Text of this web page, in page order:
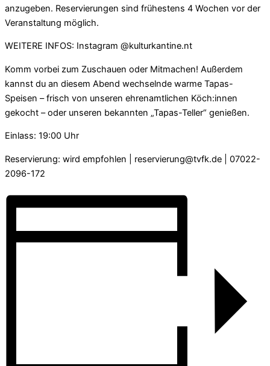
anzugeben. Reservierungen sind frühestens 4 Wochen vor der
Veranstaltung möglich.
WEITERE INFOS: Instagram @kulturkantine.nt
Komm vorbei zum Zuschauen oder Mitmachen! Außerdem
kannst du an diesem Abend wechselnde warme Tapas-
Speisen – frisch von unseren ehrenamtlichen Köch:innen
gekocht – oder unseren bekannten „Tapas-Teller“ genießen.
Einlass: 19:00 Uhr
Reservierung: wird empfohlen | reservierung@tvfk.de | 07022-
2096-172